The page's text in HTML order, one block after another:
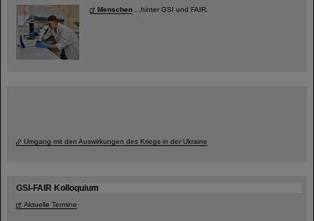
Menschen ...hinter GSI und FAIR.
Umgang mit den Auswirkungen des Kriegs in der Ukraine
GSI-FAIR Kolloquium
Aktuelle Termine